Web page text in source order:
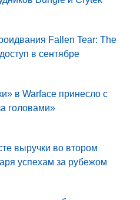
Fallen Tear: The
в сентябре
в Warface принесло с
головами»
выручки во втором
успехам за рубежом